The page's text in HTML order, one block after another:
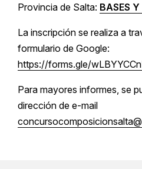
Provincia de Salta: BASES
La inscripción se realiza a
formulario de Google:
https://forms.gle/
Para mayores informes, se
dirección de e-mail